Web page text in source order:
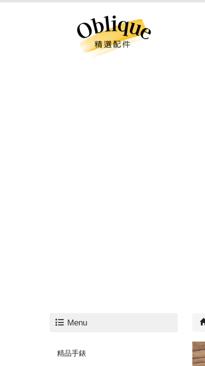
Menu
精品手錶